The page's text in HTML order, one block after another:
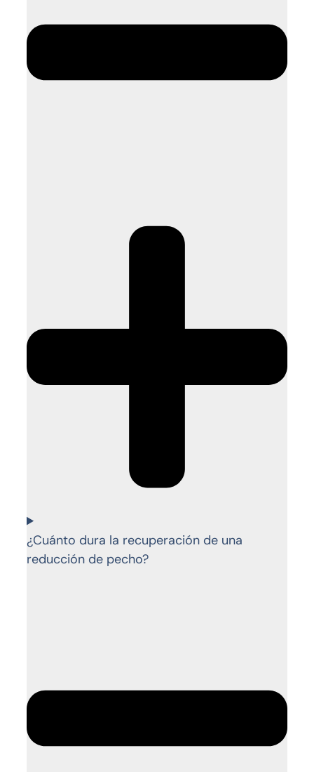
¿Cuánto dura la recuperación de una
reducción de pecho?